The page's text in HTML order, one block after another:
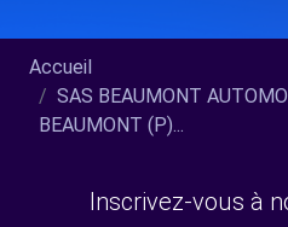
Accueil
SAS BEAUMONT
BEAUMONT (P)...
Inscrivez-vous à